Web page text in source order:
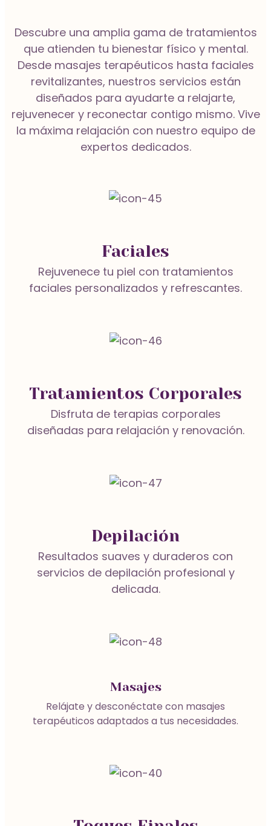
Tratamiento Facial Anti-acné
Tratamiento Facial Orgánico
Ampollas de Tratamiento Capilar
Alisado Brasileño
Alisado Japonés
Alisado Orgánico
Bioplastia Capilar
Hidratación Capilar
Salón
Corte de Cabello para Hombre
Peinados y Maquillaje
Teñido del Cabello
Pestañas
Alisado Japonés
Alisado Orgánico
Hidratación Capilar
Corte de Cabello para Hombre
Depilación Bikini con Cera de Miel
Descubre una amplia gama de tratamientos
que atienden tu bienestar físico y mental.
Desde masajes terapéuticos hasta faciales
revitalizantes, nuestros servicios están
diseñados para ayudarte a relajarte,
rejuvenecer y reconectar contigo mismo. Vive
la máxima relajación con nuestro equipo de
expertos dedicados.
Faciales
Rejuvenece tu piel con tratamientos
faciales personalizados y refrescantes.
Tratamientos Corporales
Disfruta de terapias corporales
diseñadas para relajación y renovación.
Depilación
Resultados suaves y duraderos con
servicios de depilación profesional y
delicada.
Masajes
Relájate y desconéctate con masajes
terapéuticos adaptados a tus necesidades.